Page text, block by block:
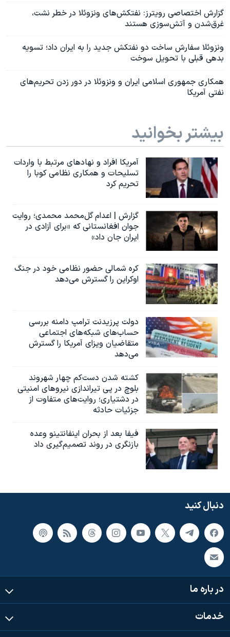
گزارش اختصاصی رویترز: نفتکش‌های ونزوئلا در خطر نشت،
غرق‌شدن و آتش‌سوزی هستند
ونزوئلا سفارش ساخت دو نفتکش جدید را به ایران داد؛ تسویه
بدهی قبلی با تحویل سوخت
همکاری جمهوری اسلامی ایران و ونزوئلا در دور زدن تحریم‌های
نفتی آمریکا
بیشتر بخوانید
آمریکا افراد و نهادهای مرتبط با واردات
تسلیحات و همکاری نظامی کوبا را
تحریم کرد
گزارش | اعدام گل‌محمد محمدی؛ روایت
جوان افغانستانی که «برای آزادی در
ایران جان داد»
کره شمالی حضور نظامی خود در جنگ
اوکراین را گسترش می‌دهد
دولت پرزیدنت ترامپ دامنه بررسی
حساب‌های شبکه‌های اجتماعی
متقاضیان ویزای آمریکا را گسترش
می‌دهد
کشته شدن دست‌کم چهار شهروند
بلوچ در پی تیراندازی نیروهای امنیتی
در دشتیاری؛ روایت‌های متفاوت از
جزئیات حادثه
فیفا بعد از بحران اینفانتینو وعده
بازنگری در روند تصمیم‌گیری داد
دنبال کنید
در باره ما
خدمات